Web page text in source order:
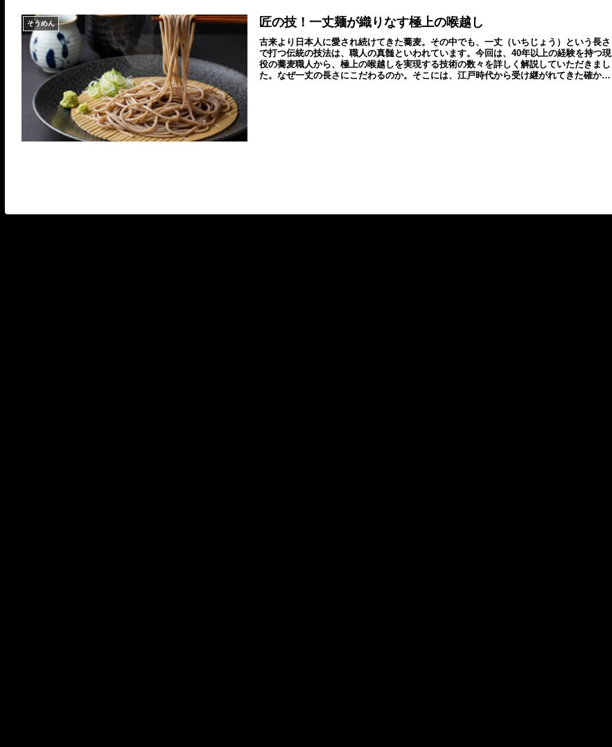
そうめん 匠の技！一丈麺が織りなす極上の喉越し
古来より日本人に愛され続けてきた蕎麦。その中でも、一丈（いちじょう）という長さ
で打つ伝統の技法は、職人の真髄といわれています。今回は、40年以上の経験を持つ現
役の蕎麦職人から、極上の喉越しを実現する技術の数々を詳しく解説していただきまし
た。なぜ一丈の長さにこだわるのか。そこには、江戸時代から受け継がれてきた確かな